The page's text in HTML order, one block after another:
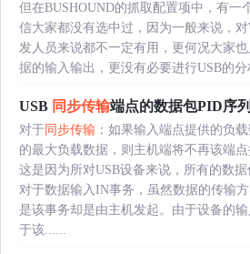
但在BUSHOUND的抓取配置项中，有一
信大家都没有选中过，因为一般来说，
发人员来说都不一定有用，更何况大家
据的输入输出，更没有必要进行USB的
USB 同步传输端点的数据包PID序
对于 同步传输 ：如果输入端点提供的负
的最大负载数据，则主机端将不再该端点
这是因为所对USB设备来说，所有的数据
对于数据输入IN事务，虽然数据的传输
是该事务却是由主机发起。由于设备的
于该......